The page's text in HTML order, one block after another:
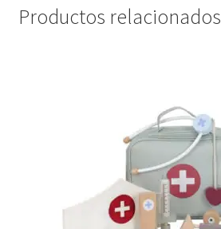
Productos relacionados